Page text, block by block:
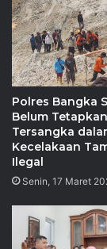
Polres Bangka
Belum Tetapkan
Tersangka
Kecelakaan
Ilegal
Senin, 17 Maret